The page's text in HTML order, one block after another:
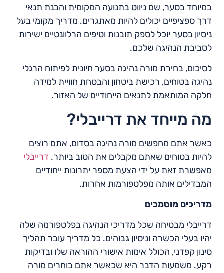
במיוחד בסער, שם ניווט בתנועה המקומית והבנת תנאי
דרך ספציפיים יכולים להיות מאתגרים. מדריך מקומי בעל
ניסיון בסער יוכל לספק תובנות וטיפים הרלוונטיים ישירות
לסביבת הנהיגה שלכם.
לסיכום, בחירת מורה נהיגה בסער חיונית לפיתוח הרגלי
נהיגה בטוחים, רכישת ביטחון והבטחת חוויית למידה
חלקה המותאמת לתנאים הייחודיים של האזור.
מה מייחד את דרייבלי?
כאשר אתם מחפשים מורה נהיגה בסדום, אתם רוצים
להיות בטוחים שאתם מקבלים את הטוב ביותר. דרייבלי
מאפשרת זאת על ידי הצעת מספר יתרונות ייחודיים
המבדילים אותה מפלטפורמות אחרות.
מדריכים מוסמכים
דרייבלי מבטיחה שכל מדריכי הנהיגה בפלטפורמה שלה
יהיו בעלי הכשרה וניסיון גבוהים. כל מדריך עובר תהליך
סינון קפדני, הכולל אימות אישורי ההוראה שלו ובדיקות
רקע. משמעות הדבר היא שכאשר אתם בוחרים מורה